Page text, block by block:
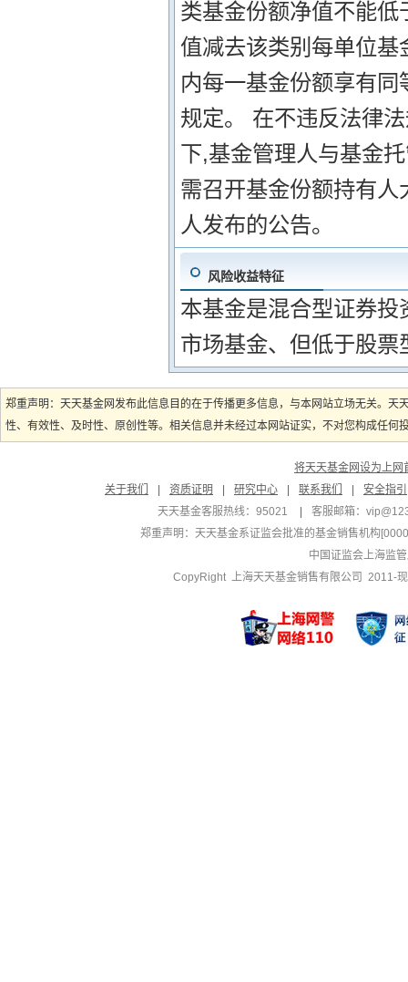
类基金份额净值不能
值减去该类别每单位
内每一基金份额享有
规定。 在不违反法律
下,基金管理人与基金
需召开基金份额持有
人发布的公告。
风险收益特征
本基金是混合型证券
市场基金、但低于股票
郑重声明：天天基金网发布此信息目的在于传播更多信息，与本网站立场无关。
性、有效性、及时性、原创性等。相关信息并未经过本网站证实，不对您构成任
将天天基金网设为上网
关于我们
资质证明 研究中心 联系我们
安全指引
天天基金客服热线：95021
客服邮箱：
郑重声明： 天天基金系证监会批准的基金销售机构
中国证监会上海监
CopyRight 上海天天基金销售有限公司 2011-